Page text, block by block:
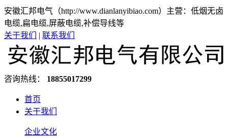
安徽汇邦电气（http://www.dianlanyibiao.com）主营：低烟无卤
电缆,扁电缆,屏蔽电缆,补偿导线等
关于我们
| 联系我们
咨询热线： 18855017299
首页
关于我们
企业文化